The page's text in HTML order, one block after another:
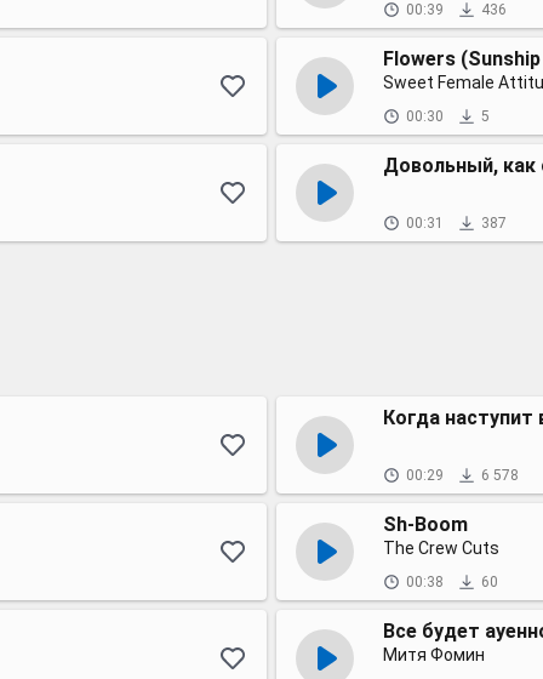
00:39 436
Flowers
Sweet Female
00:30 5
Довольный, как
00:31 387
Когда наступит
00:29 6 578
Sh-Boom
The Crew Cuts
00:38 60
Все будет
Митя Фомин